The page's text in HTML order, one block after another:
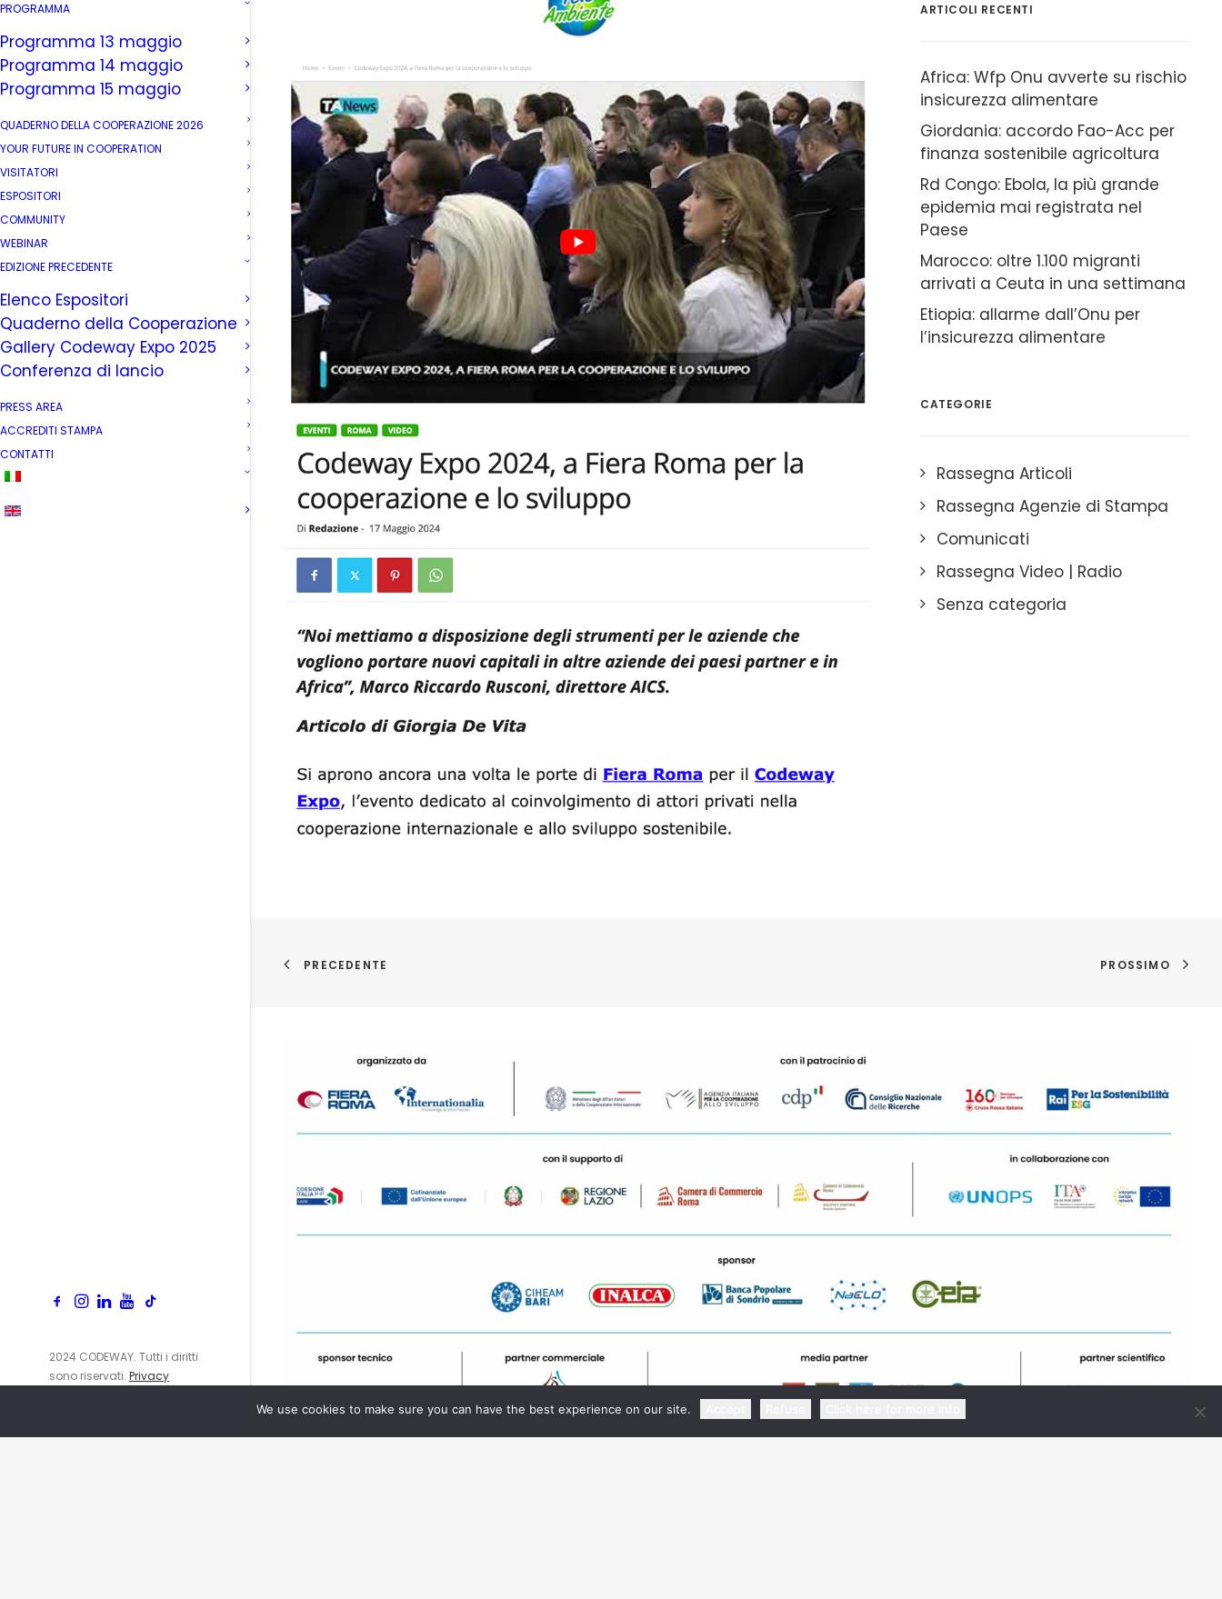
PROGRAMMA
Programma 13 maggio
Programma 14 maggio
Programma 15 maggio
QUADERNO DELLA COOPERAZIONE 2026
YOUR FUTURE IN COOPERATION
VISITATORI
ESPOSITORI
COMMUNITY
WEBINAR
EDIZIONE PRECEDENTE
Elenco Espositori
Quaderno della Cooperazione
Gallery Codeway Expo 2025
Conferenza di lancio
PRESS AREA
ACCREDITI STAMPA
CONTATTI
2024 CODEWAY. Tutti i diritti
sono riservati. Privacy
ARTICOLI RECENTI
Africa: Wfp Onu avverte su rischio
insicurezza alimentare
Giordania: accordo Fao-Acc per
finanza sostenibile agricoltura
Rd Congo: Ebola, la più grande
epidemia mai registrata nel
Paese
Marocco: oltre 1.100 migranti
arrivati a Ceuta in una settimana
Etiopia: allarme dall’Onu per
l’insicurezza alimentare
CATEGORIE
Rassegna Articoli
Rassegna Agenzie di Stampa
Comunicati
Rassegna Video | Radio
Senza categoria
PRECEDENTE PROSSIMO
We use cookies to make sure you can have the best experience on our site.